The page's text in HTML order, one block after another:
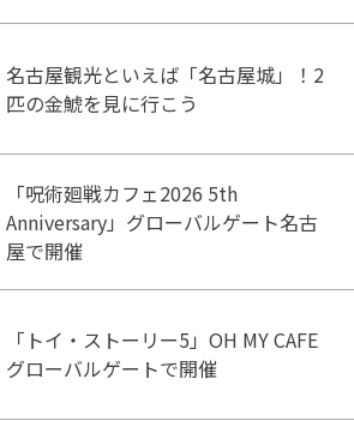
名古屋観光といえば「名古屋城」！2
匹の金鯱を見に行こう
「呪術廻戦カフェ2026 5th
Anniversary」グローバルゲート名古
屋で開催
「トイ・ストーリー5」OH MY CAFE
グローバルゲートで開催